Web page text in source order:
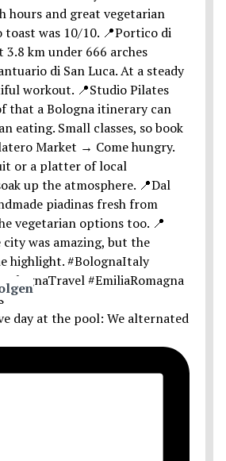
day at the pool: We alternated